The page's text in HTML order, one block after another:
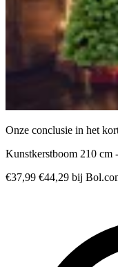
Onze conclusie in het
Kunstkerstboom 210 cm
€37,99 €44,29 bij